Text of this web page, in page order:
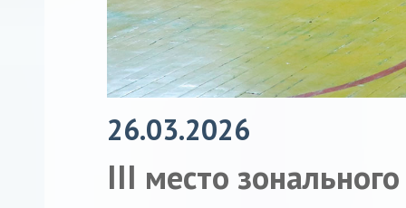
26.03.2026
III место